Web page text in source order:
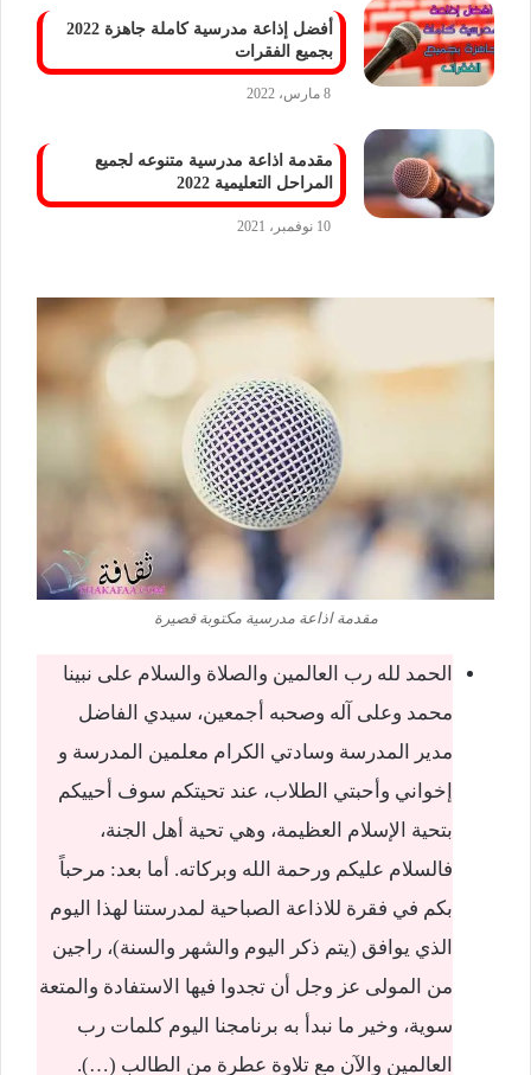
أفضل إذاعة مدرسية كاملة جاهزة 2022
بجميع الفقرات
8 مارس، 2022
مقدمة اذاعة مدرسية متنوعه لجميع
المراحل التعليمية 2022
10 نوفمبر، 2021
مقدمة اذاعة مدرسية مكتوبة قصيرة
الحمد لله رب العالمين والصلاة والسلام على نبينا
محمد وعلى آله وصحبه أجمعين، سيدي الفاضل
مدير المدرسة وسادتي الكرام معلمين المدرسة و
إخواني وأحبتي الطلاب، عند تحيتكم سوف أحييكم
بتحية الإسلام العظيمة، وهي تحية أهل الجنة،
فالسلام عليكم ورحمة الله وبركاته. أما بعد: مرحباً
بكم في فقرة للاذاعة الصباحية لمدرستنا لهذا اليوم
الذي يوافق (يتم ذكر اليوم والشهر والسنة)، راجين
من المولى عز وجل أن تجدوا فيها الاستفادة والمتعة
سوية، وخير ما نبدأ به برنامجنا اليوم كلمات رب
العالمين والآن مع تلاوة عطرة من الطالب (…).